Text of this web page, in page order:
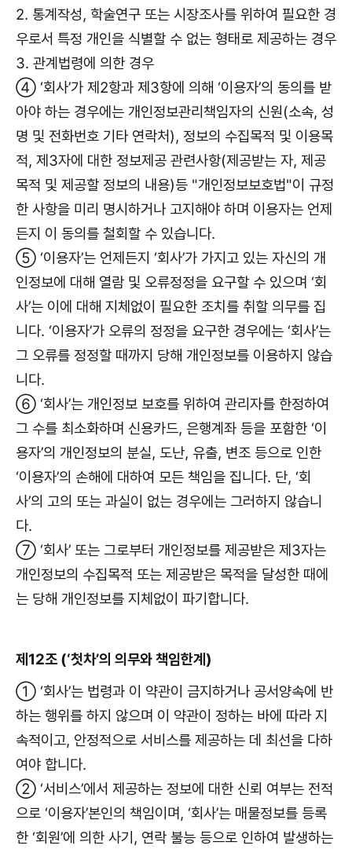
2. 통계작성, 학술연구 또는 시장조사를 위하여 필요한 경
우로서 특정 개인을 식별할 수 없는 형태로 제공하는 경우
3. 관계법령에 의한 경우
④ ‘회사’가 제2항과 제3항에 의해 ‘이용자’의 동의를 받
아야 하는 경우에는 개인정보관리책임자의 신원(소속, 성
명 및 전화번호 기타 연락처), 정보의 수집목적 및 이용목
적, 제3자에 대한 정보제공 관련사항(제공받는 자, 제공
목적 및 제공할 정보의 내용)등 "개인정보보호법"이 규정
한 사항을 미리 명시하거나 고지해야 하며 이용자는 언제
든지 이 동의를 철회할 수 있습니다.
⑤ ‘이용자’는 언제든지 ‘회사’가 가지고 있는 자신의 개
인정보에 대해 열람 및 오류정정을 요구할 수 있으며 ‘회
사’는 이에 대해 지체없이 필요한 조치를 취할 의무를 집
니다. ‘이용자’가 오류의 정정을 요구한 경우에는 ‘회사’는
그 오류를 정정할 때까지 당해 개인정보를 이용하지 않습
니다.
⑥ ‘회사’는 개인정보 보호를 위하여 관리자를 한정하여
그 수를 최소화하며 신용카드, 은행계좌 등을 포함한 ‘이
용자’의 개인정보의 분실, 도난, 유출, 변조 등으로 인한
‘이용자’의 손해에 대하여 모든 책임을 집니다. 단, ‘회
사’의 고의 또는 과실이 없는 경우에는 그러하지 않습니
다.
⑦ ‘회사’ 또는 그로부터 개인정보를 제공받은 제3자는
개인정보의 수집목적 또는 제공받은 목적을 달성한 때에
는 당해 개인정보를 지체없이 파기합니다.
제12조 (‘첫차’의 의무와 책임한계)
① ‘회사’는 법령과 이 약관이 금지하거나 공서양속에 반
하는 행위를 하지 않으며 이 약관이 정하는 바에 따라 지
속적이고, 안정적으로 서비스를 제공하는 데 최선을 다하
여야 합니다.
② ‘서비스’에서 제공하는 정보에 대한 신뢰 여부는 전적
으로 ‘이용자’본인의 책임이며, ‘회사’는 매물정보를 등록
한 ‘회원’에 의한 사기, 연락 불능 등으로 인하여 발생하는